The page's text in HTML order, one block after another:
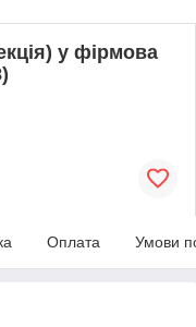
у фірмова
Оплата Умови